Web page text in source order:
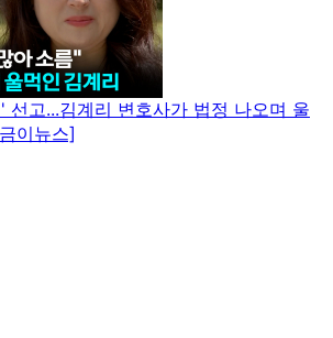
선고...김계리 변호사가 법정 나오며 울
이뉴스]